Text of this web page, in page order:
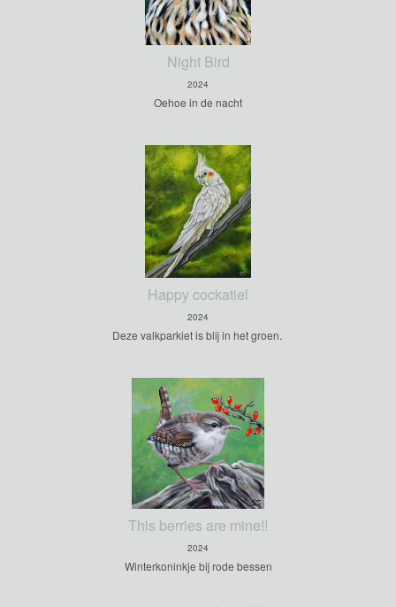
Night Bird
2024
Oehoe in de nacht
Happy cockatiel
2024
Deze valkparkiet is blij in het groen.
This berries are mine!!
2024
Winterkoninkje bij rode bessen